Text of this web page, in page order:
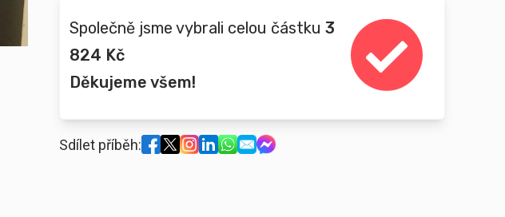
Společně jsme vybrali celou částku 3
824 Kč
Děkujeme všem!
Sdílet příběh: